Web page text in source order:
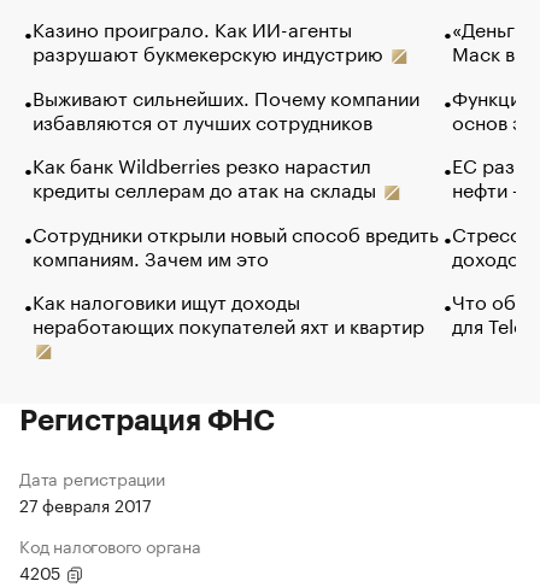
Казино проиграло. Как ИИ-агенты
разрушают букмекерскую индустрию
Выживают сильнейших. Почему компании
избавляются от лучших сотрудников
Как банк Wildberries резко нарастил
кредиты селлерам до атак на склады
Сотрудники открыли новый способ вредить
компаниям. Зачем им это
Как налоговики ищут доходы
неработающих покупателей яхт и квартир
«Деньги
Маск в
Функции
основ
ЕС
нефти —
Стресс
доходов
Что
для
Регистрация ФНС
Дата регистрации
27 февраля 2017
Код налогового органа
4205